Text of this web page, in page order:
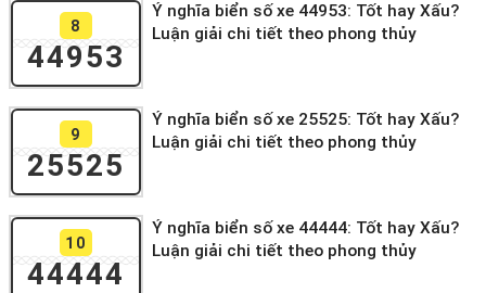
8
44953
Ý nghĩa biển số xe 44953: Tốt hay Xấu?
Luận giải chi tiết theo phong thủy
9
25525
Ý nghĩa biển số xe 25525: Tốt hay Xấu?
Luận giải chi tiết theo phong thủy
10
44444
Ý nghĩa biển số xe 44444: Tốt hay Xấu?
Luận giải chi tiết theo phong thủy